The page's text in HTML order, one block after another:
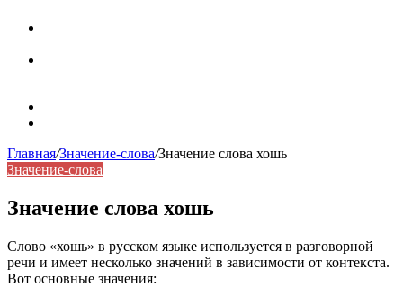
Главная/Значение-слова/Значение слова хошь
Значение-слова
Значение слова хошь
Слово «хошь» в русском языке используется в разговорной
речи и имеет несколько значений в зависимости от контекста.
Вот основные значения: